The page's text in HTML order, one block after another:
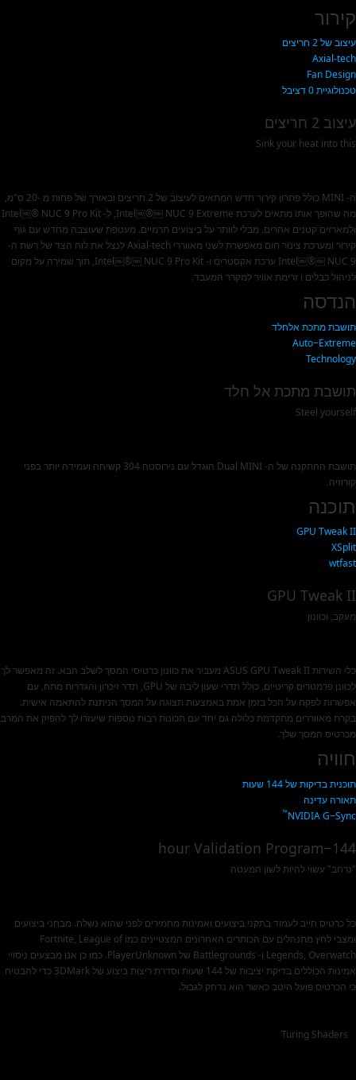
קירור
עיצוב של 2 חריצים
Axial-tech
Fan Design
טכנולוגיית 0 דציבל
עיצוב 2 חריצים
Sink your heat into this
ה- MINI כולל פתרון קירור חדש המתאים לעיצוב של 2 חריצים ובאורך של פחות מ -20 ס"מ,
מה שהופך אותו מתאים לערכת Intel￼®￼ NUC 9 Extreme, ל- Intel￼® NUC 9 Pro Kit
ולמארזים קטנים אחרים. מבלי לוותר על ביצועים תרמיים. מעטפת שעוצבה מחדש עם גוף
קירור ומערכת צינור חום מאפשרת לשני מאווררי Axial-tech לנצל את לוח הצד של רשת ה-
Intel￼®￼ NUC 9 ערכת אקסטרים ו- Intel￼®￼ NUC 9 Pro Kit, תוך שמירה על מקום
לניהול כבלים ו זרימת אוויר למקרר המעבד.
הנדסה
תושבת מתכת אלחלד
Auto−Extreme
Technology
תושבת מתכת אל חלד
Steel yourself
תושבת ההתקנה של ה- Dual MINI הוגדל עם נירוסטה 304 קשיחה ועמידה יותר בפני
קורוזיה.
תוכנה
GPU Tweak II
XSplit
wtfast
GPU Tweak II
מעקב, וכוונון
כלי השירות ASUS GPU Tweak II מעביר את כוונון כרטיסי המסך לשלב הבא. זה מאפשר לך
לכוונן פרמטרים קריטיים, כולל תדרי שעון ליבה של GPU, תדר זיכרון והגדרות מתח, עם
אפשרות לפקח על הכל בזמן אמת באמצעות תצוגה על המסך הניתנת להתאמה אישית.
בקרת מאווררים מתקדמת כלולה גם יחד עם תכונות רבות נוספות שיעזרו לך להפיק את המרב
מכרטיס המסך שלך.
חוויה
תוכנית בדיקות של 144 שעות
תאורה עדינה
NVIDIA G−Sync
™
144−hour Validation Program
"נרחב" עשוי להיות לשון המעטה
כל כרטיס חייב לעמוד בתקני ביצועים ואמינות מחמירים לפני שהוא נשלח. מבחני ביצועים
ומצבי לחץ מתנהלים עם הכותרים האחרונים המצטיינים כמו Fortnite, League of
Legends, Overwatch ו- Battlegrounds של PlayerUnknown. כמו כן אנו מבצעים ניסויי
אמינות הכוללים בדיקת יציבות של 144 שעות וסדרת ריצות ביצוע של 3DMark כדי להבטיח
כי הכרטיס פועל היטב כאשר הוא נדחק לגבול.
Turing Shaders